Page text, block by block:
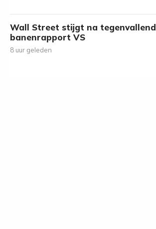
Wall Street stijgt na tegenvallend
banenrapport VS
8 uur geleden